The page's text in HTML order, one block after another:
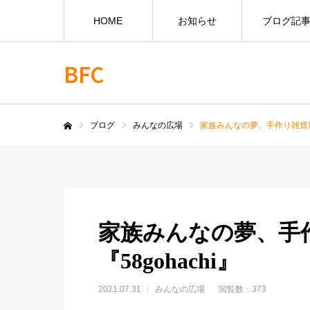
BFC
HOME お知らせ ブログ記
ブログ みんなの広場 家族みんなの夢、手作り雑
家族みんなの夢、手
『58gohachi』
2021.07.31 みんなの広場 閲覧数：373